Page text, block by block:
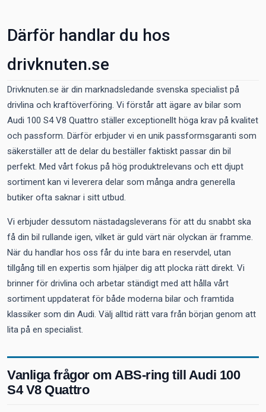
Därför handlar du hos
drivknuten.se
Drivknuten.se är din marknadsledande svenska specialist på
drivlina och kraftöverföring. Vi förstår att ägare av bilar som
Audi 100 S4 V8 Quattro ställer exceptionellt höga krav på kvalitet
och passform. Därför erbjuder vi en unik passformsgaranti som
säkerställer att de delar du beställer faktiskt passar din bil
perfekt. Med vårt fokus på hög produktrelevans och ett djupt
sortiment kan vi leverera delar som många andra generella
butiker ofta saknar i sitt utbud.
Vi erbjuder dessutom nästadagsleverans för att du snabbt ska
få din bil rullande igen, vilket är guld värt när olyckan är framme.
När du handlar hos oss får du inte bara en reservdel, utan
tillgång till en expertis som hjälper dig att plocka rätt direkt. Vi
brinner för drivlina och arbetar ständigt med att hålla vårt
sortiment uppdaterat för både moderna bilar och framtida
klassiker som din Audi. Välj alltid rätt vara från början genom att
lita på en specialist.
Vanliga frågor om ABS-ring till Audi 100
S4 V8 Quattro